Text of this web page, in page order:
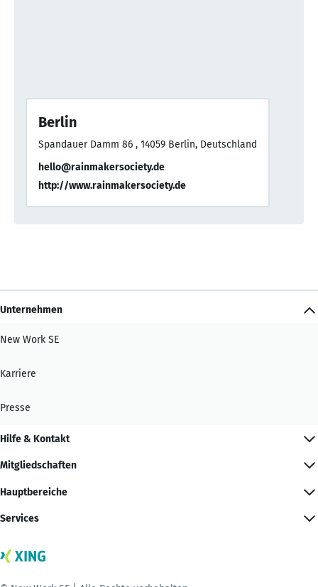
Berlin
Spandauer Damm 86 , 14059 Berlin, Deutschland
hello@rainmakersociety.de
http://www.rainmakersociety.de
Unternehmen
New Work SE
Karriere
Presse
Hilfe & Kontakt
Mitgliedschaften
Hauptbereiche
Services